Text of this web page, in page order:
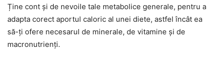
Ține cont și de nevoile tale metabolice generale, pentru a
adapta corect aportul caloric al unei diete, astfel încât ea
să-ți ofere necesarul de minerale, de vitamine și de
macronutrienți.